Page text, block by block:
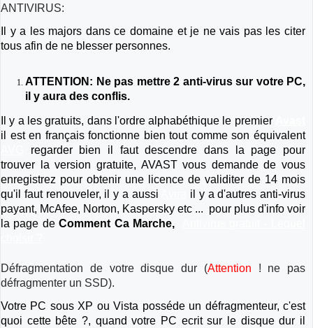
ANTIVIRUS:
Il y a les majors dans ce domaine et je ne vais pas les citer
tous afin de ne blesser personnes.
ATTENTION: Ne pas mettre 2 anti-virus sur votre PC,
il y aura des conflis.
Il y a les gratuits, dans l'ordre alphabéthique le premier
il est en français fonctionne bien tout comme son équivalent
regarder bien il faut descendre dans la page pour
trouver la version gratuite, AVAST vous demande de vous
enregistrez pour obtenir une licence de validiter de 14 mois
qu'il faut renouveler, il y a aussi
il y a d'autres anti-virus
payant, McAfee, Norton, Kaspersky etc ... pour plus d'info voir
la page deComment Ca Marche,
Défragmentation de votre disque dur (Attention ! ne pas
défragmenter un SSD).
Votre PC sous XP ou Vista posséde un défragmenteur, c'est
quoi cette bête ?, quand votre PC ecrit sur le disque dur il